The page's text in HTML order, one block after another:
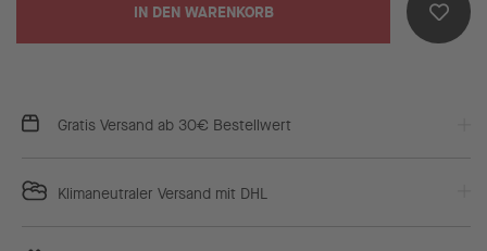
IN DEN WARENKORB
Gratis Versand ab 30€ Bestellwert
Klimaneutraler Versand mit DHL